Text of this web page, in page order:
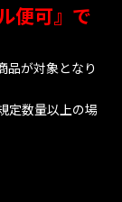
便可』で
品が対象となり
定数量以上の場